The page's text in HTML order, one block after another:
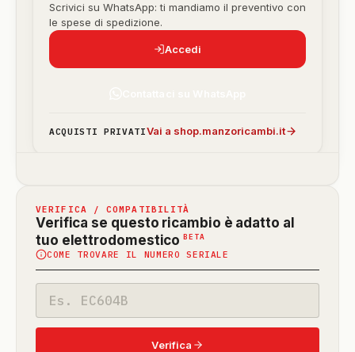
Scrivici su WhatsApp: ti mandiamo il preventivo con
le spese di spedizione.
Accedi
ACQUISTI PRIVATIVai a shop.manzoricambi.it
VERIFICA / COMPATIBILITÀ
Verifica se questo ricambio è adatto al
tuo elettrodomestico BETA
in
beta)
COME TROVARE IL NUMERO SERIALE
modello
Verifica